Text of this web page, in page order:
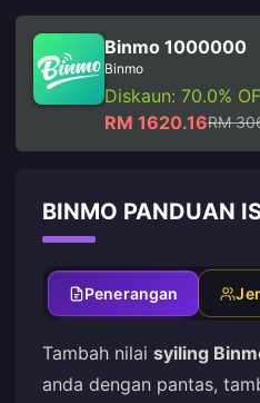
Binmo 1000000
Binmo
Diskaun: 70.0%
RM 1620.16RM
BINMO PANDUAN
Penerangan
Tambah nilai syiling
anda dengan pantas,